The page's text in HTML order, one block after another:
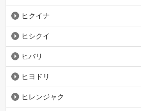
ヒクイナ
ヒシクイ
ヒバリ
ヒヨドリ
ヒレンジャク